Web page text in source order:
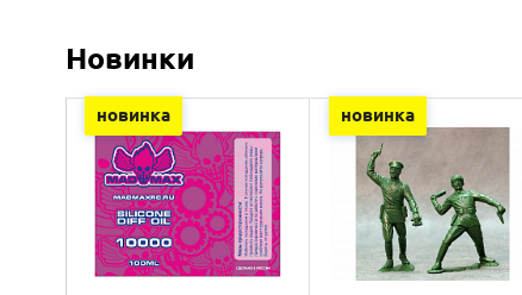
Новинки
новинка новинка